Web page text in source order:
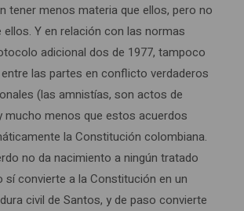
tener menos materia que ellos, pero no
Y en relación con las normas
adicional dos de 1977, tampoco
las partes en conflicto verdaderos
(las amnistías, son actos de
mucho menos que estos acuerdos
la Constitución colombiana.
no da nacimiento a ningún tratado
sí convierte a la Constitución en un
civil de Santos, y de paso convierte